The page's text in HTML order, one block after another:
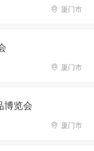
厦门市
厦门市
博览会
厦门市